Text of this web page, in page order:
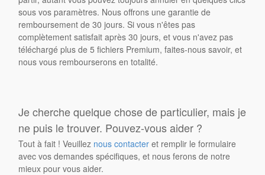
sous vos paramètres. Nous offrons une garantie de
remboursement de 30 jours. Si vous n'êtes pas
complètement satisfait après 30 jours, et vous n'avez pas
téléchargé plus de 5 fichiers Premium, faites-nous savoir, et
nous vous rembourserons en totalité.
Je cherche quelque chose de particulier, mais je
ne puis le trouver. Pouvez-vous aider ?
Tout à fait ! Veuillez nous contacter et remplir le formulaire
avec vos demandes spécifiques, et nous ferons de notre
mieux pour vous aider.